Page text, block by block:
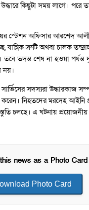
কিছুটা সময় লাগে। পরে
স্টেশন অফিসার আরশেদ
যান্ত্রিক ত্রুটি অথবা চালক
তবে তদন্ত শেষ না হওয়া পর্যন্ত
নয়।
সদস্যরা উদ্ধারকাজ
নিহতদের মরদেহ আইনি
চলছে। এ ঘটনায়
news as a Photo Card
Photo Card